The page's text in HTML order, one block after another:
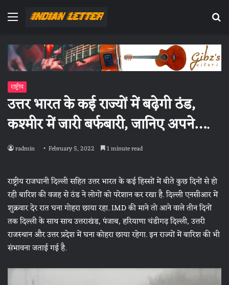
Menu
राष्ट्रीय
उत्तर भारत के कई राज्यों में बढ़ेगी ठंड,
कश्मीर में जारी बर्फबारी, जानिए अपने….
radmin February 5, 2022 1 minute read
राष्ट्रीय राजधानी दिल्ली सहित उत्तर भारत के कई हिस्सों में बीते कुछ दिनों से हो
रही बारिश की वजह से ठंड ने लोगों को परेशान कर रखा है. दिल्ली एनसीआर में
शुक्रवार देर रात घना गोहरा छाया रहा. IMD की माने तो आने वाले तीन दिनों
तक दिल्ली के साथ साथ उत्तराखंड, पंजाब, हरियाणा चंडीगढ़ दिल्ली, उत्तरी
राजस्थान और उत्तर प्रदेश में घना कोहरा छाया रहेगा. इन राज्यों में बारिश की भी
संभावना जताई गई है.